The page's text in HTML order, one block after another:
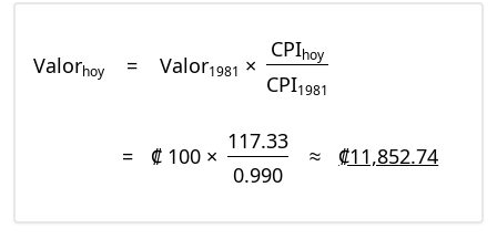
Valorhoy = Valor1981 ×
CPIhoy
CPI1981
= ₡ 100 ×
117.33
0.990
≈ ₡11,852.74